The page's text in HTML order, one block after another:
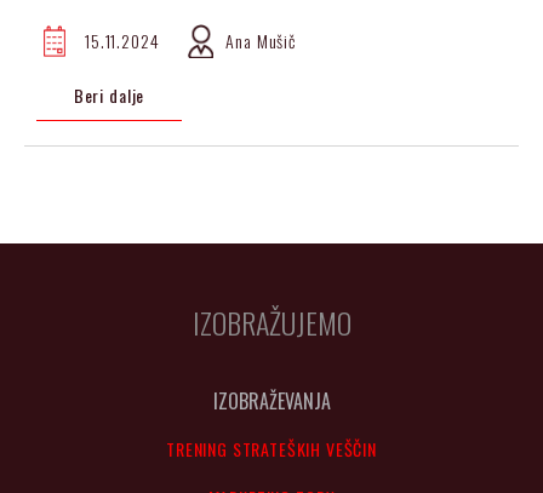
15.11.2024 Ana Mušič
Beri dalje
IZOBRAŽUJEMO
IZOBRAŽEVANJA
TRENING STRATEŠKIH VEŠČIN